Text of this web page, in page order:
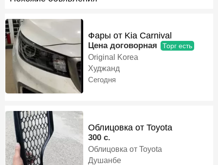
Фары от Kia Carnival
Цена договорная Торг есть
Original Korea
Худжанд
Сегодня
Облицовка от Toyota
300 c.
Облицовка от Toyota
Душанбе